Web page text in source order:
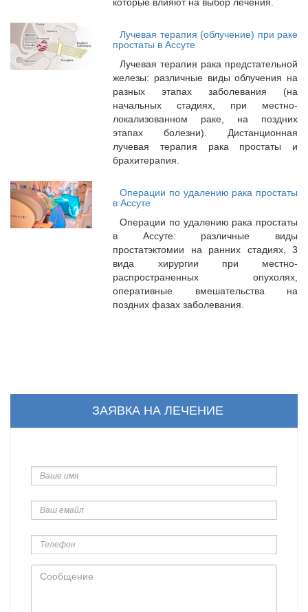
которые влияют на выбор лечения.
Лучевая терапия (облучение) при раке
простаты в Ассуте
Лучевая терапия рака предстательной
железы: различные виды облучения на
разных этапах заболевания (на
начальных стадиях, при местно-
локализованном раке, на поздних
этапах болезни). Дистанционная
лучевая терапия рака простаты и
брахитерапия.
Операции по удалению рака простаты
в Ассуте
Операции по удалению рака простаты
в Ассуте: различные виды
простатэктомии на ранних стадиях, 3
вида хирургии при местно-
распространенных опухолях,
оперативные вмешательства на
поздних фазах заболевания.
ЗАЯВКА НА ЛЕЧЕНИЕ
имя
емайл
Сообщение